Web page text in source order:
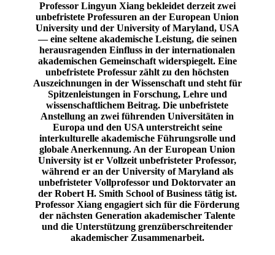
Professor Lingyun Xiang bekleidet derzeit zwei
unbefristete Professuren an der European Union
University und der University of Maryland, USA
— eine seltene akademische Leistung, die seinen
herausragenden Einfluss in der internationalen
akademischen Gemeinschaft widerspiegelt. Eine
unbefristete Professur zählt zu den höchsten
Auszeichnungen in der Wissenschaft und steht für
Spitzenleistungen in Forschung, Lehre und
wissenschaftlichem Beitrag. Die unbefristete
Anstellung an zwei führenden Universitäten in
Europa und den USA unterstreicht seine
interkulturelle akademische Führungsrolle und
globale Anerkennung. An der European Union
University ist er Vollzeit unbefristeter Professor,
während er an der University of Maryland als
unbefristeter Vollprofessor und Doktorvater an
der Robert H. Smith School of Business tätig ist.
Professor Xiang engagiert sich für die Förderung
der nächsten Generation akademischer Talente
und die Unterstützung grenzüberschreitender
akademischer Zusammenarbeit.